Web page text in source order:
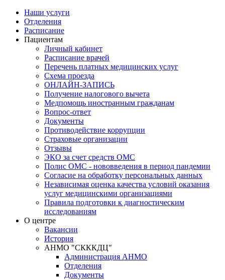
Наши услуги
Отделения
Расписание
Пациентам
Личный кабинет
Расписание врачей
Перечень платных медицинских услуг
Схема проезда
ОНЛАЙН-ЗАПИСЬ
Получение налогового вычета
Медпомощь иностранным гражданам
Вопрос-ответ
Документы
Противодействие коррупции
Страховые организации
Отзывы
ЭКО за счет средств ОМС
Полис ОМС - нововведения в период пандемии
Согласие на обработку персональных данных
Независимая оценка качества условий оказания
услуг медицинскими организациями
Правила подготовки к диагностическим
исследованиям
О центре
Вакансии
История
АНМО "СКККДЦ"
Администрация АНМО
Отделения
Документы